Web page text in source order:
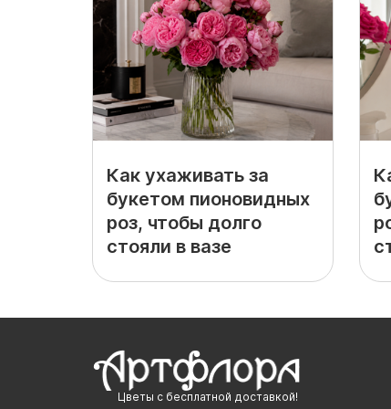
Как ухаживать за
букетом пионовидных
роз, чтобы долго
стояли в вазе
Цветы с бесплатной доставкой!